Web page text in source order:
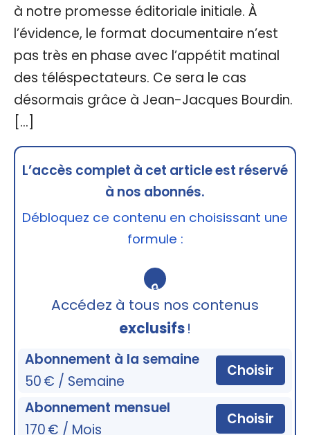
à notre promesse éditoriale initiale. À
l’évidence, le format documentaire n’est
pas très en phase avec l’appétit matinal
des téléspectateurs. Ce sera le cas
désormais grâce à Jean-Jacques Bourdin.
[…]
L’accès complet à cet article est réservé
à nos abonnés.
Débloquez ce contenu en choisissant une
formule :
🔒
Accédez à tous nos contenus
exclusifs!
Abonnement à la semaine
50 € / Semaine
Choisir
Abonnement mensuel
170 € / Mois
Choisir